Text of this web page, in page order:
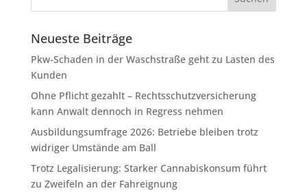
Neueste Beiträge
Pkw-Schaden in der Waschstraße geht zu Lasten des
Kunden
Ohne Pflicht gezahlt – Rechtsschutzversicherung
kann Anwalt dennoch in Regress nehmen
Ausbildungsumfrage 2026: Betriebe bleiben trotz
widriger Umstände am Ball
Trotz Legalisierung: Starker Cannabiskonsum führt
zu Zweifeln an der Fahreignung